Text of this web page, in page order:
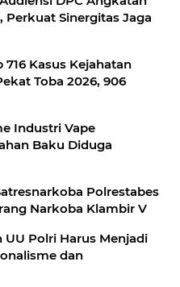
Perkuat Sinergitas Jaga
Kasus Kejahatan
Toba 2026, 906
Industri Vape
Baku Diduga
Polrestabes
Narkoba Klambir V
Polri Harus Menjadi
dan